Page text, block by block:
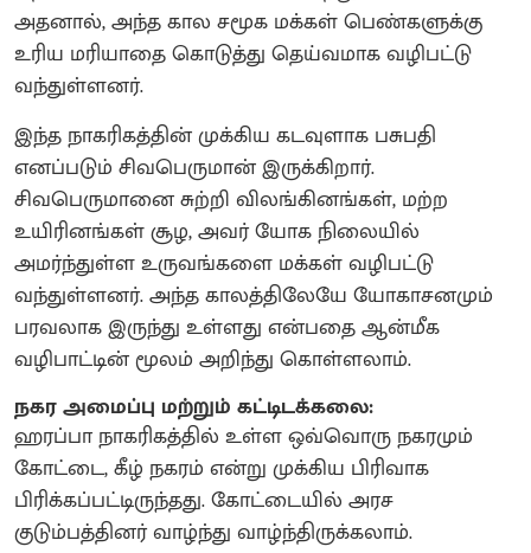
அதனால், அந்த கால சமூக மக்கள் பெண்களுக்கு
உரிய மரியாதை கொடுத்து தெய்வமாக வழிபட்டு
வந்துள்ளனர்.
இந்த நாகரிகத்தின் முக்கிய கடவுளாக பசுபதி
எனப்படும் சிவபெருமான் இருக்கிறார்.
சிவபெருமானை சுற்றி விலங்கினங்கள், மற்ற
உயிரினங்கள் சூழ, அவர் யோக நிலையில்
அமர்ந்துள்ள உருவங்களை மக்கள் வழிபட்டு
வந்துள்ளனர். அந்த காலத்திலேயே யோகாசனமும்
பரவலாக இருந்து உள்ளது என்பதை ஆன்மீக
வழிபாட்டின் மூலம் அறிந்து கொள்ளலாம்.
நகர அமைப்பு மற்றும் கட்டிடக்கலை:
ஹரப்பா நாகரிகத்தில் உள்ள ஒவ்வொரு நகரமும்
கோட்டை, கீழ் நகரம் என்று முக்கிய பிரிவாக
பிரிக்கப்பட்டிருந்தது. கோட்டையில் அரச
குடும்பத்தினர் வாழ்ந்து வாழ்ந்திருக்கலாம்.